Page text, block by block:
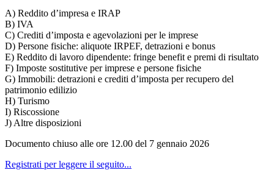
A) Reddito d’impresa e IRAP
B) IVA
C) Crediti d’imposta e agevolazioni per le imprese
D) Persone fisiche: aliquote IRPEF, detrazioni e bonus
E) Reddito di lavoro dipendente: fringe benefit e premi di risultato
F) Imposte sostitutive per imprese e persone fisiche
G) Immobili: detrazioni e crediti d’imposta per recupero del
patrimonio edilizio
H) Turismo
I) Riscossione
J) Altre disposizioni
Documento chiuso alle ore 12.00 del 7 gennaio 2026
Registrati per leggere il seguito...